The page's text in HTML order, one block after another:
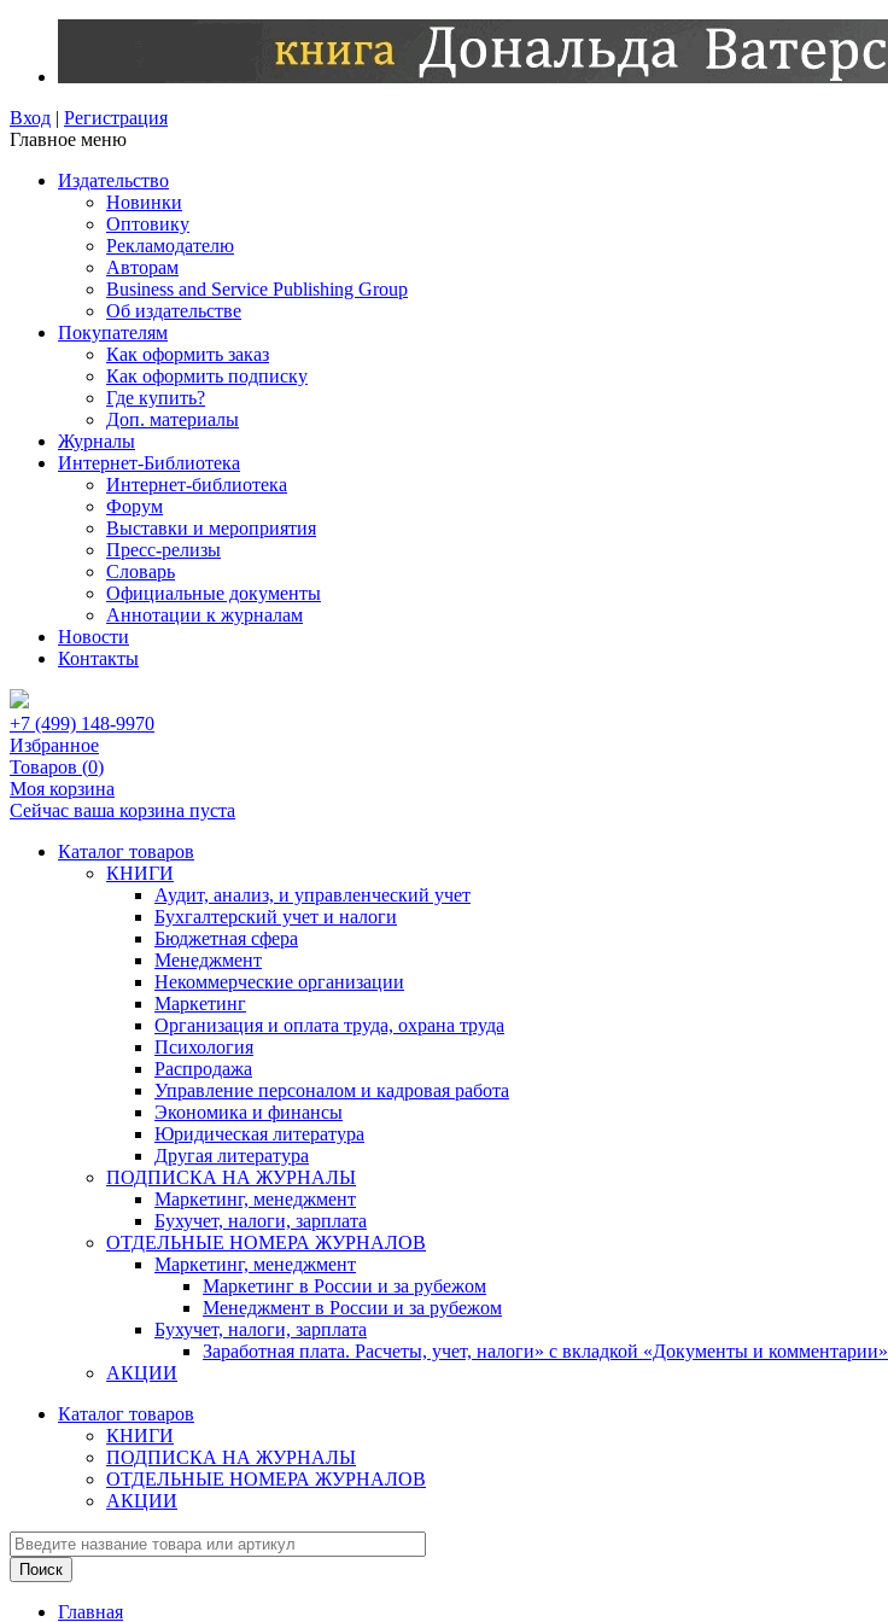
Вход | Регистрация
Главное меню
Издательство
Новинки
Оптовику
Рекламодателю
Авторам
Business and Service Publishing Group
Об издательстве
Покупателям
Как оформить заказ
Как оформить подписку
Где купить?
Доп. материалы
Журналы
Интернет-Библиотека
Интернет-библиотека
Форум
Выставки и мероприятия
Пресс-релизы
Словарь
Официальные документы
Аннотации к журналам
Новости
Контакты
+7 (499) 148-9970
Избранное
Товаров (0)
Моя корзина
Сейчас ваша корзина пуста
Каталог товаров
КНИГИ
Аудит, анализ, и управленческий учет
Бухгалтерский учет и налоги
Бюджетная сфера
Менеджмент
Некоммерческие организации
Маркетинг
Организация и оплата труда, охрана труда
Психология
Распродажа
Управление персоналом и кадровая работа
Экономика и финансы
Юридическая литература
Другая литература
ПОДПИСКА НА ЖУРНАЛЫ
Маркетинг, менеджмент
Бухучет, налоги, зарплата
ОТДЕЛЬНЫЕ НОМЕРА ЖУРНАЛОВ
Маркетинг, менеджмент
Маркетинг в России и за рубежом
Менеджмент в России и за рубежом
Бухучет, налоги, зарплата
Заработная плата. Расчеты, учет, налоги» с вкладкой «Документы и комментарии»
АКЦИИ
Каталог товаров
КНИГИ
ПОДПИСКА НА ЖУРНАЛЫ
ОТДЕЛЬНЫЕ НОМЕРА ЖУРНАЛОВ
АКЦИИ
Главная